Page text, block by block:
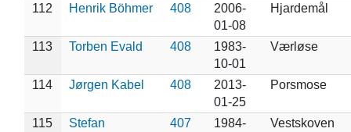
112 Henrik Böhmer 408
2006-
01-08
Hjardemål
113 Torben Evald 408
1983-
10-01
Værløse
114 Jørgen Kabel 408
2013-
01-25
Porsmose
115
Stefan
407
1984-
Vestskoven